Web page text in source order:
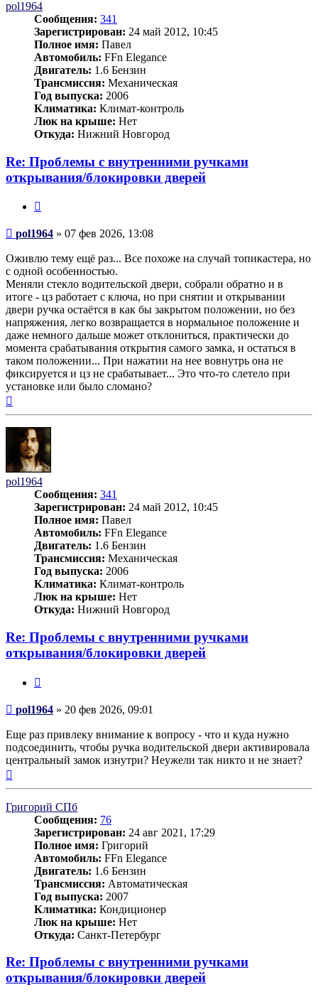
pol1964
Сообщения: 341
Зарегистрирован: 24 май 2012, 10:45
Полное имя: Павел
Автомобиль: FFn Elegance
Двигатель: 1.6 Бензин
Трансмиссия: Механическая
Год выпуска: 2006
Климатика: Климат-контроль
Люк на крыше: Нет
Откуда: Нижний Новгород
Re: Проблемы с внутренними ручками
открывания/блокировки дверей
Сообщение
pol1964 » 07 фев 2026, 13:08
Оживлю тему ещё раз... Все похоже на случай топикастера, но
с одной особенностью.
Меняли стекло водительской двери, собрали обратно и в
итоге - цз работает с ключа, но при снятии и открывании
двери ручка остаётся в как бы закрытом положении, но без
напряжения, легко возвращается в нормальное положение и
даже немного дальше может отклониться, практически до
момента срабатывания открытия самого замка, и остаться в
таком положении... При нажатии на нее вовнутрь она не
фиксируется и цз не срабатывает... Это что-то слетело при
установке или было сломано?
pol1964
Сообщения: 341
Зарегистрирован: 24 май 2012, 10:45
Полное имя: Павел
Автомобиль: FFn Elegance
Двигатель: 1.6 Бензин
Трансмиссия: Механическая
Год выпуска: 2006
Климатика: Климат-контроль
Люк на крыше: Нет
Откуда: Нижний Новгород
Re: Проблемы с внутренними ручками
открывания/блокировки дверей
Сообщение
pol1964 » 20 фев 2026, 09:01
Еще раз привлеку внимание к вопросу - что и куда нужно
подсоединить, чтобы ручка водительской двери активировала
центральный замок изнутри? Неужели так никто и не знает?
Григорий СПб
Сообщения: 76
Зарегистрирован: 24 авг 2021, 17:29
Полное имя: Григорий
Автомобиль: FFn Elegance
Двигатель: 1.6 Бензин
Трансмиссия: Автоматическая
Год выпуска: 2007
Климатика: Кондиционер
Люк на крыше: Нет
Откуда: Санкт-Петербург
Re: Проблемы с внутренними ручками
открывания/блокировки дверей